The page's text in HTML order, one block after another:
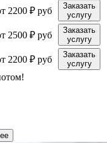
2200 ₽ руб
Заказать
услугу
2500 ₽ руб
Заказать
услугу
2200 ₽ руб
Заказать
услугу